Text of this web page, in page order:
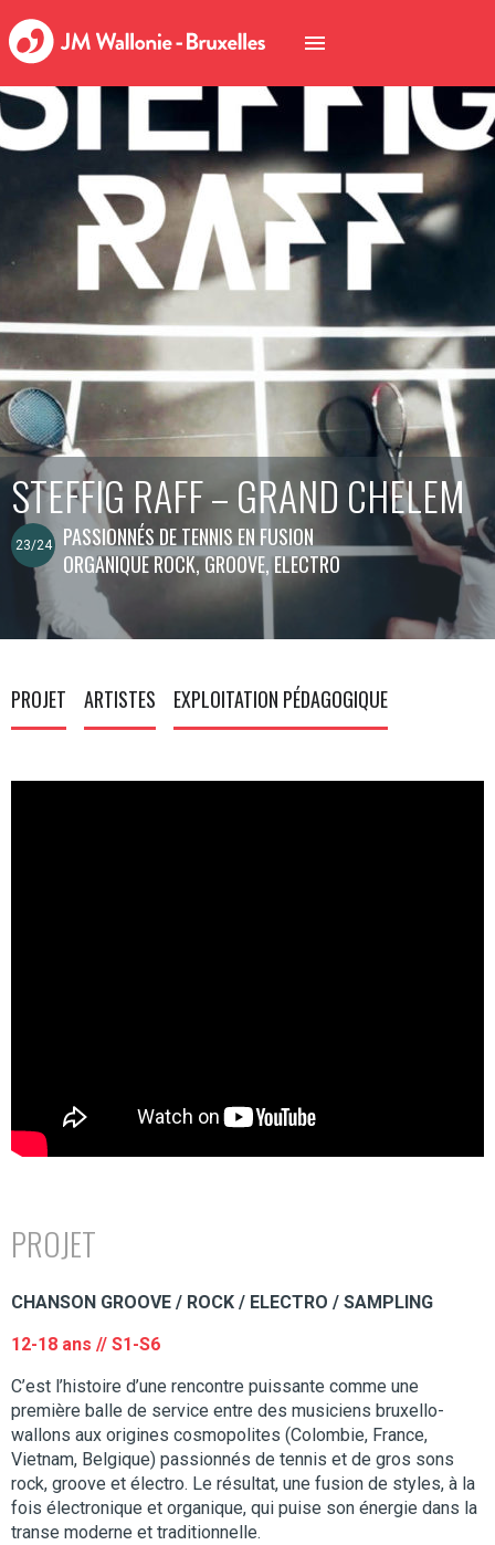
STEFFIG RAFF – GRAND CHELEM
23/24
PASSIONNÉS DE TENNIS EN FUSION
ORGANIQUE ROCK, GROOVE, ELECTRO
PROJET ARTISTES EXPLOITATION PÉDAGOGIQUE
PROJET
CHANSON GROOVE / ROCK / ELECTRO / SAMPLING
12-18 ans // S1-S6
C’est l’histoire d’une rencontre puissante comme une
première balle de service entre des musiciens bruxello-
wallons aux origines cosmopolites (Colombie, France,
Vietnam, Belgique) passionnés de tennis et de gros sons
rock, groove et électro. Le résultat, une fusion de styles, à la
fois électronique et organique, qui puise son énergie dans la
transe moderne et traditionnelle.